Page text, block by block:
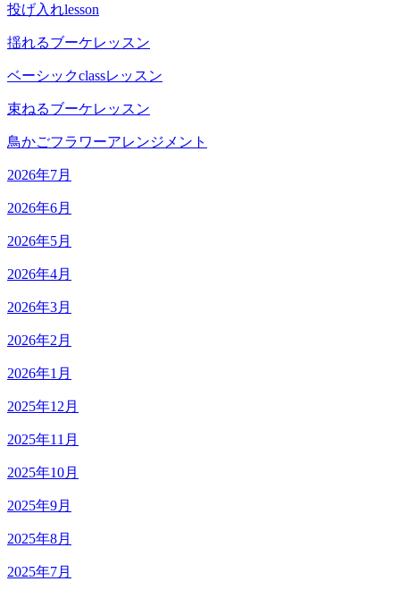
投げ入れlesson
揺れるブーケレッスン
ベーシックclassレッスン
束ねるブーケレッスン
鳥かごフラワーアレンジメント
2026年7月
2026年6月
2026年5月
2026年4月
2026年3月
2026年2月
2026年1月
2025年12月
2025年11月
2025年10月
2025年9月
2025年8月
2025年7月